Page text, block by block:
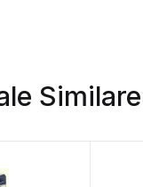
Similare